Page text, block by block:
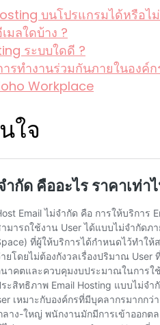
บนโปรแกรมได้หรือไ
มลใดบ้าง ?
ระบบใดดี ?
รทำงานร่วมกันภายในองค์ก
Workplace
ใจ